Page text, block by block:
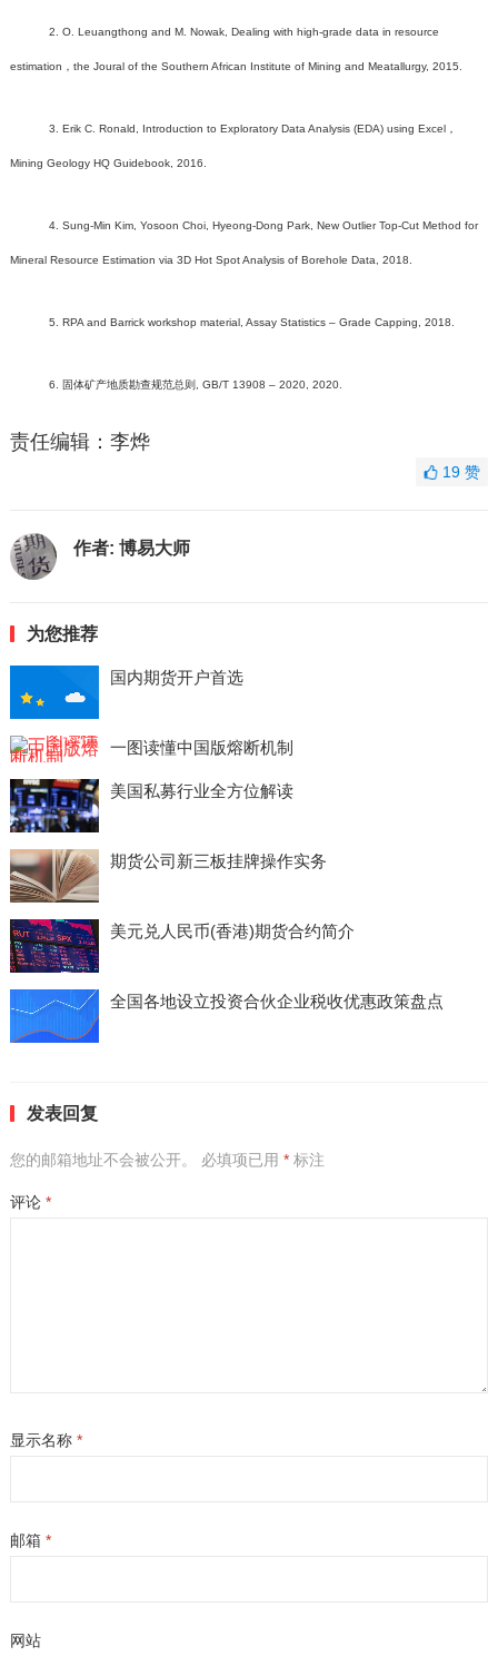
2. O. Leuangthong and M. Nowak, Dealing with high-grade data in resource
estimation，the Joural of the Southern African Institute of Mining and Meatallurgy, 2015.
3. Erik C. Ronald, Introduction to Exploratory Data Analysis (EDA) using Excel，
Mining Geology HQ Guidebook, 2016.
4. Sung-Min Kim, Yosoon Choi, Hyeong-Dong Park, New Outlier Top-Cut Method for
Mineral Resource Estimation via 3D Hot Spot Analysis of Borehole Data, 2018.
5. RPA and Barrick workshop material, Assay Statistics – Grade Capping, 2018.
6. 固体矿产地质勘查规范总则, GB/T 13908 – 2020, 2020.
责任编辑：李烨
19赞
作者: 博易大师
为您推荐
国内期货开户首选
一图读懂中国版熔断机制
美国私募行业全方位解读
期货公司新三板挂牌操作实务
美元兑人民币(香港)期货合约简介
全国各地设立投资合伙企业税收优惠政策盘点
发表回复
您的邮箱地址不会被公开。 必填项已用 *标注
评论 *
显示名称 *
邮箱 *
网站